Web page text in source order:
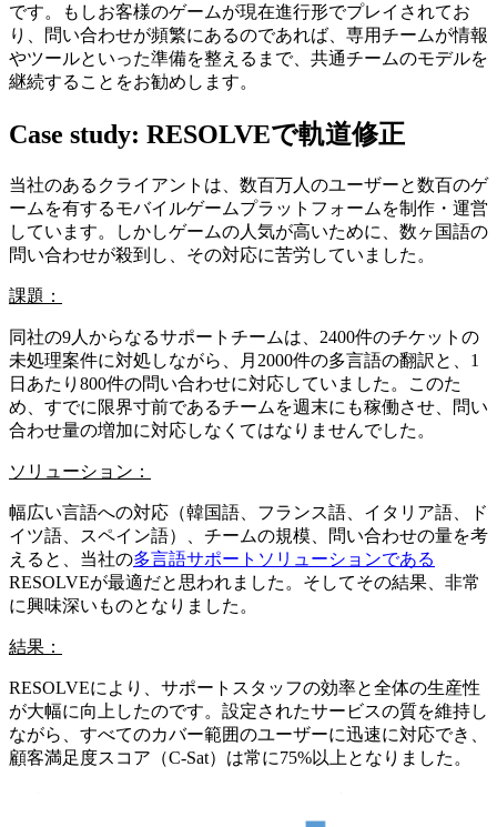
です。もしお客様のゲームが現在進行形でプレイされてお
り、問い合わせが頻繁にあるのであれば、専用チームが情報
やツールといった準備を整えるまで、共通チームのモデルを
継続することをお勧めします。
Case study: RESOLVEで軌道修正
当社のあるクライアントは、数百万人のユーザーと数百のゲ
ームを有するモバイルゲームプラットフォームを制作・運営
しています。しかしゲームの人気が高いために、数ヶ国語の
問い合わせが殺到し、その対応に苦労していました。
課題：
同社の9人からなるサポートチームは、2400件のチケットの
未処理案件に対処しながら、月2000件の多言語の翻訳と、1
日あたり800件の問い合わせに対応していました。このた
め、すでに限界寸前であるチームを週末にも稼働させ、問い
合わせ量の増加に対応しなくてはなりませんでした。
ソリューション：
幅広い言語への対応（韓国語、フランス語、イタリア語、ド
イツ語、スペイン語）、チームの規模、問い合わせの量を考
えると、当社の多言語サポートソリューションである
RESOLVEが最適だと思われました。そしてその結果、非常
に興味深いものとなりました。
結果：
RESOLVEにより、サポートスタッフの効率と全体の生産性
が大幅に向上したのです。設定されたサービスの質を維持し
ながら、すべてのカバー範囲のユーザーに迅速に対応でき、
顧客満足度スコア（C-Sat）は常に75%以上となりました。